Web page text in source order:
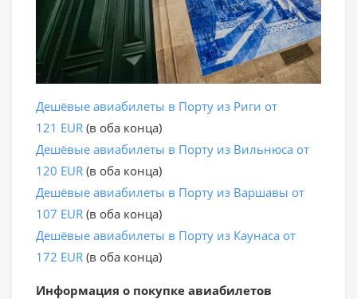
Дешёвые авиабилеты в Порту из Риги от
121 EUR (в оба конца)
Дешёвые авиабилеты в Порту из Вильнюса от
120 EUR (в оба конца)
Дешёвые авиабилеты в Порту из Варшавы от
107 EUR (в оба конца)
Дешёвые авиабилеты в Порту из Каунаса от
172 EUR (в оба конца)
Информация о покупке авиабилетов